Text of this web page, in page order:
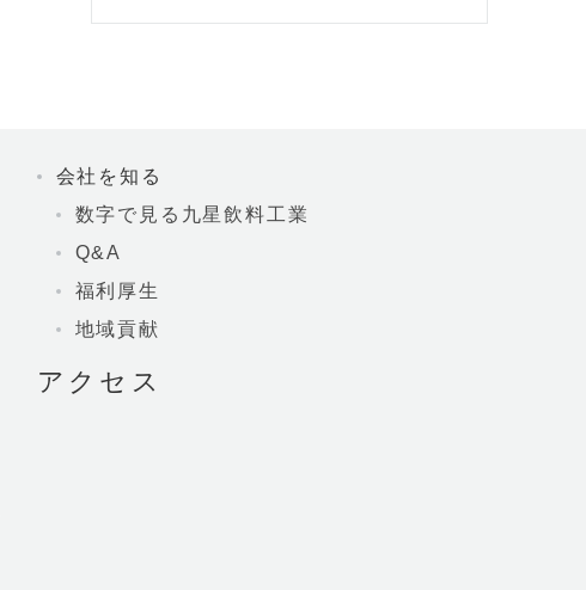
会社を知る
数字で見る九星飲料工業
Q&A
福利厚生
地域貢献
アクセス